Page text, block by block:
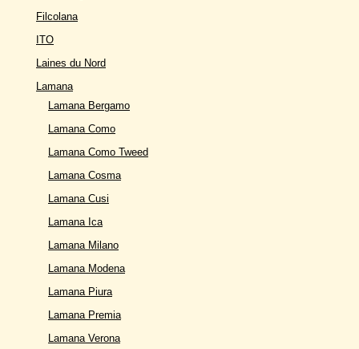
Filcolana
ITO
Laines du Nord
Lamana
Lamana Bergamo
Lamana Como
Lamana Como Tweed
Lamana Cosma
Lamana Cusi
Lamana Ica
Lamana Milano
Lamana Modena
Lamana Piura
Lamana Premia
Lamana Verona